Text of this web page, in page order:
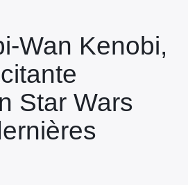
Wan Kenobi,
Star Wars